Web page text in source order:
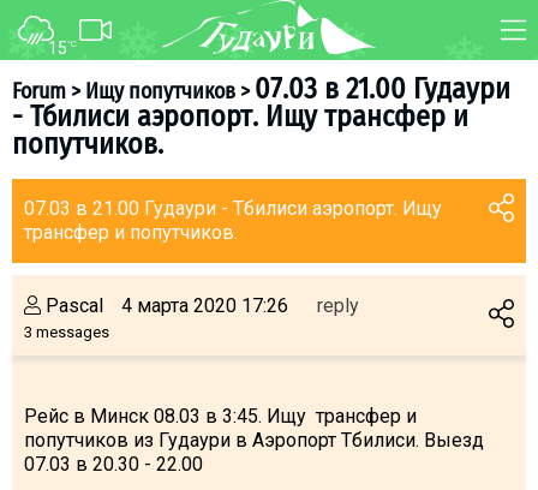
15°C
Forum>Ищу попутчиков>07.03 в 21.00 Гудаури
- Тбилиси аэропорт. Ищу трансфер и
попутчиков.
07.03 в 21.00 Гудаури - Тбилиси аэропорт. Ищу
трансфер и попутчиков.
Pascal
3 messages
4 марта 2020 17:26 reply
Рейс в Минск 08.03 в 3:45. Ищу трансфер и
попутчиков из Гудаури в Аэропорт Тбилиси. Выезд
07.03 в 20.30 - 22.00
FORUM MAP
WEBCAM
TRANSFER
About ski resort
Ski pass
Ski instructors
Ski rent
Ski service
Events schedule